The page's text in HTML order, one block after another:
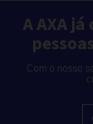
A AXA
Com o nosso